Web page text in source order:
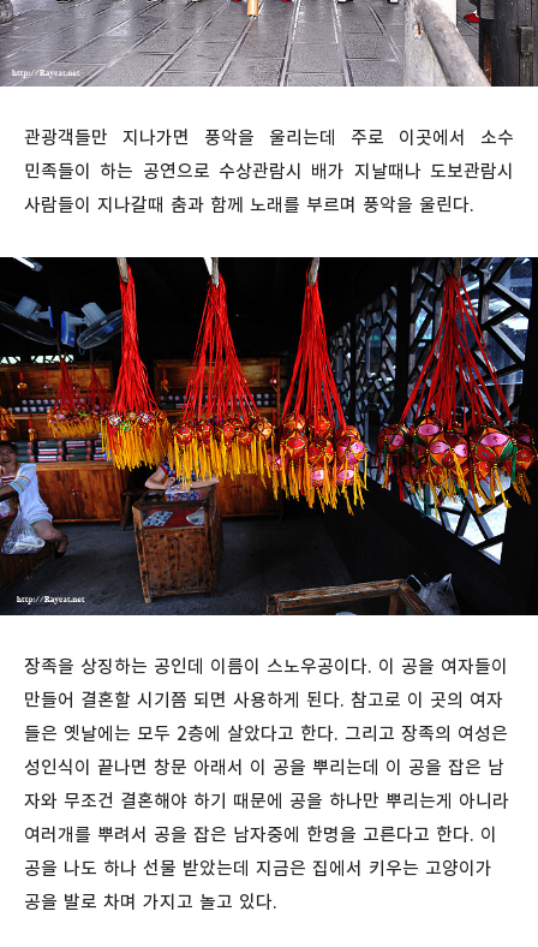
관광객들만 지나가면 풍악을 울리는데 주로 이곳에서 소수
민족들이 하는 공연으로 수상관람시 배가 지날때나 도보관람시
사람들이 지나갈때 춤과 함께 노래를 부르며 풍악을 울린다.
장족을 상징하는 공인데 이름이 스노우공이다. 이 공을 여자들이
만들어 결혼할 시기쯤 되면 사용하게 된다. 참고로 이 곳의 여자
들은 옛날에는 모두 2층에 살았다고 한다. 그리고 장족의 여성은
성인식이 끝나면 창문 아래서 이 공을 뿌리는데 이 공을 잡은 남
자와 무조건 결혼해야 하기 때문에 공을 하나만 뿌리는게 아니라
여러개를 뿌려서 공을 잡은 남자중에 한명을 고른다고 한다. 이
공을 나도 하나 선물 받았는데 지금은 집에서 키우는 고양이가
공을 발로 차며 가지고 놀고 있다.